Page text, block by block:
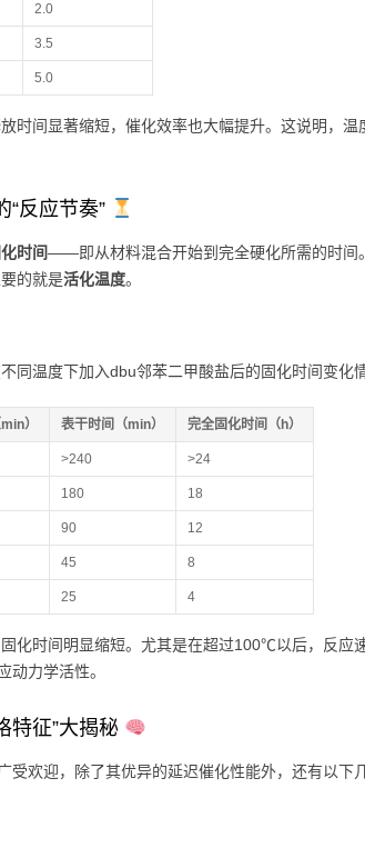
2.0
3.5
5.0
时间显著缩短，催化效率也大幅提升。这说明，
“反应节奏”
时间——即从材料混合开始到完全硬化所需的时间
的就是活化温度。
同温度下加入dbu邻苯二甲酸盐后的固化时间变化情
） 表干时间（min） 完全固化时间（h）
>240 >24
180 18
90 12
45 8
25 4
化时间明显缩短。尤其是在超过100℃以后，反应
动力学活性。
特征”大揭秘
欢迎，除了其优异的延迟催化性能外，还有以下